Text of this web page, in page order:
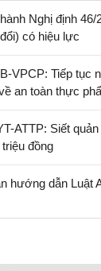
Nghị định 46/
có hiệu lực
VPCP: Tiếp tục
an toàn thực
ATTP: Siết
đồng
hướng dẫn Luật